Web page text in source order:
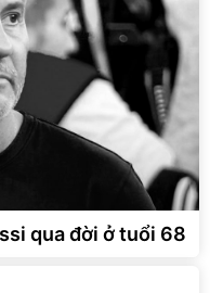
qua đời ở tuổi 68